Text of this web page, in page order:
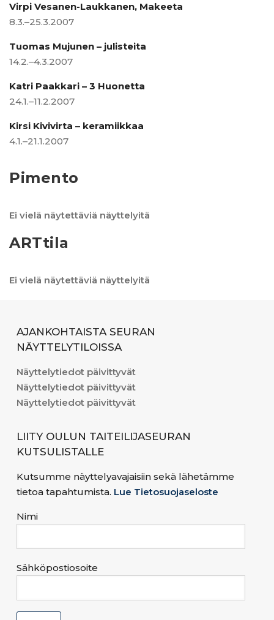
Virpi Vesanen-Laukkanen, Makeeta
8.3.–25.3.2007
Tuomas Mujunen – julisteita
14.2.–4.3.2007
Katri Paakkari – 3 Huonetta
24.1.–11.2.2007
Kirsi Kivivirta – keramiikkaa
4.1.–21.1.2007
Pimento
Ei vielä näytettäviä näyttelyitä
ARTtila
Ei vielä näytettäviä näyttelyitä
AJANKOHTAISTA SEURAN
NÄYTTELYTILOISSA
Näyttelytiedot päivittyvät
Näyttelytiedot päivittyvät
Näyttelytiedot päivittyvät
LIITY OULUN TAITEILIJASEURAN
KUTSULISTALLE
Kutsumme näyttelyavajaisiin sekä lähetämme
tietoa tapahtumista. Lue Tietosuojaseloste
Nimi
Sähköpostiosoite